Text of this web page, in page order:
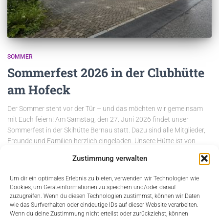
Zustimmung verwalten
Um dir ein optimales Erlebnis zu bieten, verwenden wir Technologien wie
Cookies, um Geräteinformationen zu speichern und/oder darauf
zuzugreifen. Wenn du diesen Technologien zustimmst, können wir Daten
wie das Surfverhalten oder eindeutige IDs auf dieser Website verarbeiten.
Wenn du deine Zustimmung nicht erteilst oder zurückziehst, können
SOMMER
Sommerfest 2026 in der Clubhütte
am Hofeck
Der Sommer steht vor der Tür – und das möchten wir gemeinsam
mit Euch feiern! Am Samstag, den 27. Juni 2026 findet unser
Sommerfest in der Skihütte Bernau statt. Dazu sind alle Mitglieder,
Freunde und Familien herzlich eingeladen. Unsere Hütte ist von
Freitagnachmittag bis Sonntagvormittag reserviert. Wer möchte,
Weiterlesen
VonAlessia Helwig, vor2 Monaten